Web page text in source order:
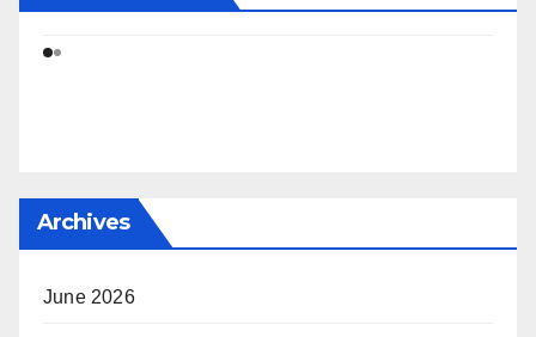
Archives
June 2026